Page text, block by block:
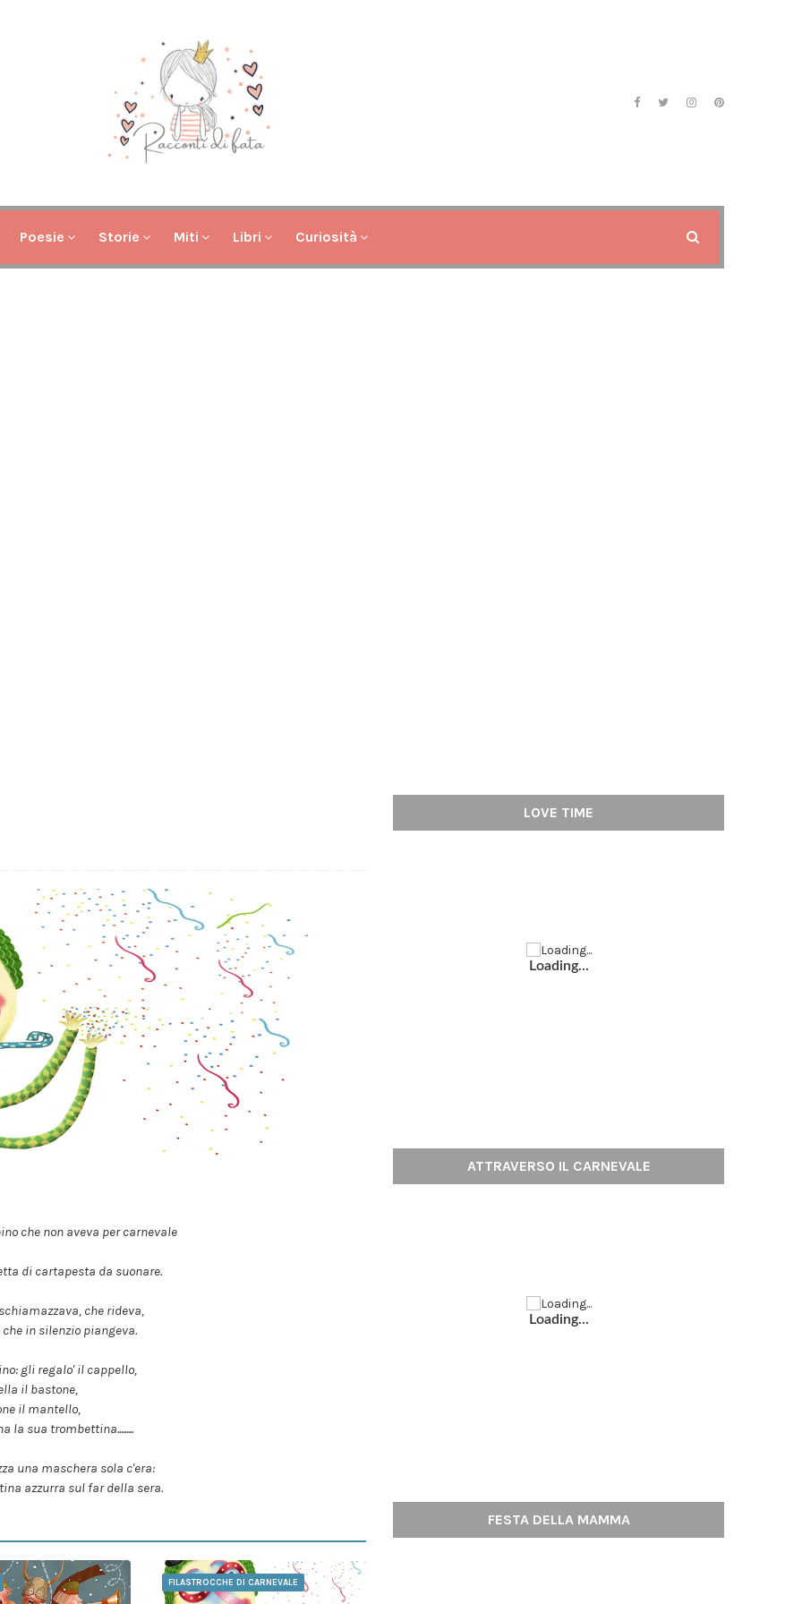
Poesie Storie Miti Libri Curiosità
che non aveva per carnevale
di cartapesta da suonare.
che rideva,
in silenzio piangeva.
gli regalo' il cappello,
il bastone,
il mantello,
la sua trombettina.........
una maschera sola c'era:
azzurra sul far della sera.
FILASTROCCHE DI CARNEVALE
LOVE TIME
Loading...
ATTRAVERSO IL CARNEVALE
Loading...
FESTA DELLA MAMMA